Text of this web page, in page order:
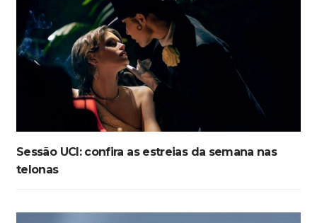
Sessão UCI: confira as estreias da semana nas
telonas